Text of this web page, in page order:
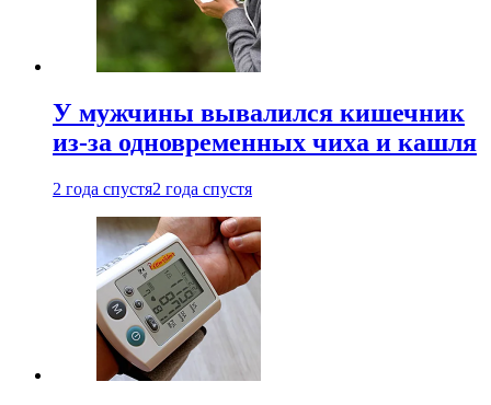
У мужчины вывалился кишечник
из-за одновременных чиха и кашля
2 года спустя2 года спустя